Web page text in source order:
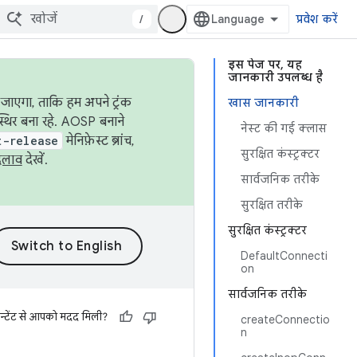
/ प्रवेश करें
इस पेज पर, यह
जानकारी उपलब्ध है
खास जानकारी
नेस्ट की गई क्लास
सुरक्षित कंस्ट्रक्टर
सार्वजनिक तरीके
सुरक्षित तरीके
सुरक्षित कंस्ट्रक्टर
DefaultConnecti
on
सार्वजनिक तरीके
createConnectio
n
ताकि हम अपने ट्रंक
बना रहे. AOSP बनाने
release मेनिफ़ेस्ट ब्रांच,
देखें.
से आपको मदद मिली?